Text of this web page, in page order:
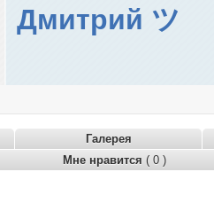
Дмитрий ツ
Галерея
Мне нравится ( 0 )